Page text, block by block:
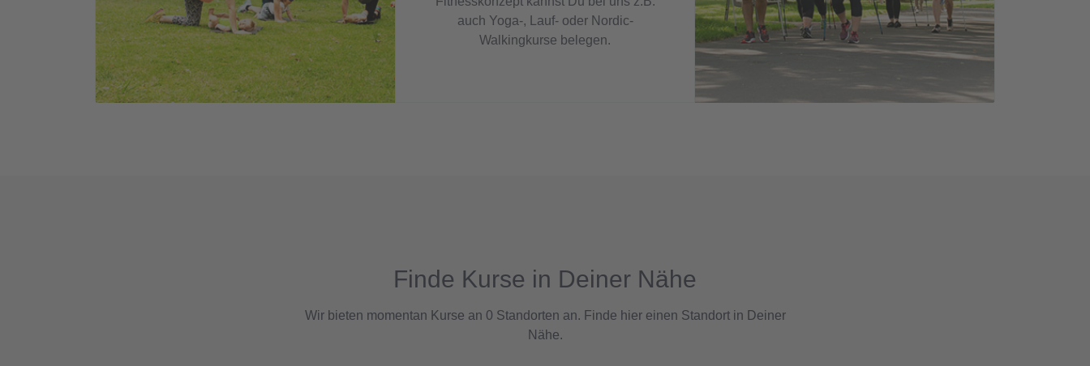
auch Yoga-, Lauf- oder Nordic-
Walkingkurse belegen.
Finde Kurse in Deiner Nähe
Wir bieten momentan Kurse an 0 Standorten an. Finde hier einen Standort in Deiner
Nähe.